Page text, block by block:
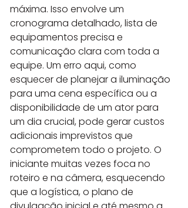
máxima. Isso envolve um
cronograma detalhado, lista de
equipamentos precisa e
comunicação clara com toda a
equipe. Um erro aqui, como
esquecer de planejar a iluminação
para uma cena específica ou a
disponibilidade de um ator para
um dia crucial, pode gerar custos
adicionais imprevistos que
comprometem todo o projeto. O
iniciante muitas vezes foca no
roteiro e na câmera, esquecendo
que a logística, o plano de